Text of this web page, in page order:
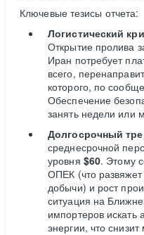
Ключевые тезисы отчета:
Логистический
Открытие пролива
Иран потребует
всего,
которого, по
Обеспечение
занять недели или
Долгосрочный
среднесрочной
уровня $60. Этому
ОПЕК (что
добычи) и рост
ситуация на
импортеров искать
энергии, что